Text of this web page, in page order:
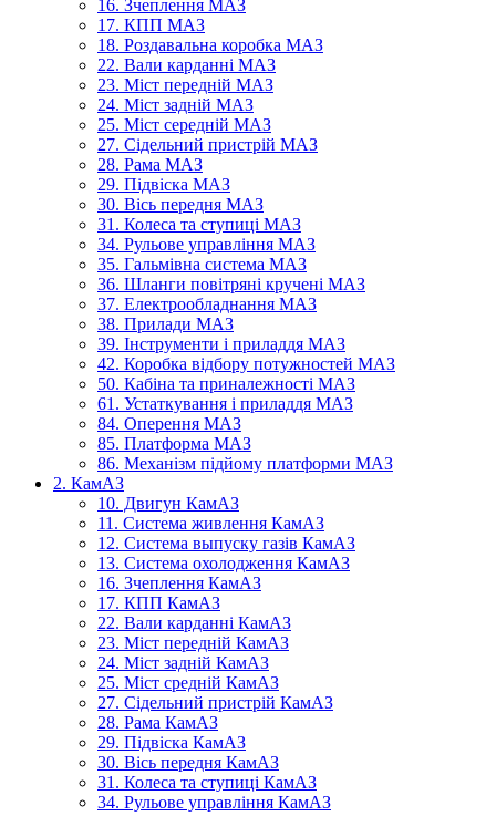
16. Зчеплення МАЗ
17. КПП МАЗ
18. Роздавальна коробка МАЗ
22. Вали карданні МАЗ
23. Міст передній МАЗ
24. Міст задній МАЗ
25. Міст середній МАЗ
27. Сідельний пристрій МАЗ
28. Рама МАЗ
29. Підвіска МАЗ
30. Вісь передня МАЗ
31. Колеса та ступиці МАЗ
34. Рульове управління МАЗ
35. Гальмівна система МАЗ
36. Шланги повітряні кручені МАЗ
37. Електрообладнання МАЗ
38. Прилади МАЗ
39. Інструменти і приладдя МАЗ
42. Коробка відбору потужностей МАЗ
50. Кабіна та приналежності МАЗ
61. Устаткування і приладдя МАЗ
84. Оперення МАЗ
85. Платформа МАЗ
86. Механізм підйому платформи МАЗ
2. КамАЗ
10. Двигун КамАЗ
11. Система живлення КамАЗ
12. Система выпуску газів КамАЗ
13. Система охолодження КамАЗ
16. Зчеплення КамАЗ
17. КПП КамАЗ
22. Вали карданні КамАЗ
23. Міст передній КамАЗ
24. Міст задній КамАЗ
25. Міст средній КамАЗ
27. Сідельний пристрій КамАЗ
28. Рама КамАЗ
29. Підвіска КамАЗ
30. Вісь передня КамАЗ
31. Колеса та ступиці КамАЗ
34. Рульове управління КамАЗ